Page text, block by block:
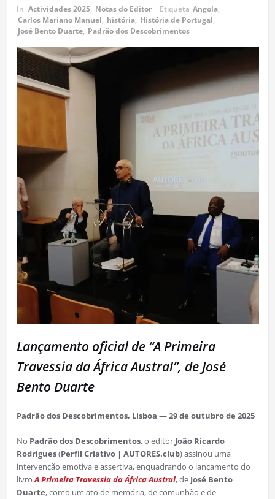
In Actividades 2025, Notas do Editor Etiqueta Angola,
Carlos Mariano Manuel, história, História de Portugal,
José Bento Duarte, Padrão dos Descobrimentos
Lançamento oficial de “A Primeira
Travessia da África Austral”, de José
Bento Duarte
Padrão dos Descobrimentos, Lisboa — 29 de outubro de 2025
No Padrão dos Descobrimentos, o editor João Ricardo
Rodrigues(Perfil Criativo | AUTORES.club) assinou uma
intervenção emotiva e assertiva, enquadrando o lançamento do
livroA Primeira Travessia da África Austral, de José Bento
Duarte, como um ato de memória, de comunhão e de